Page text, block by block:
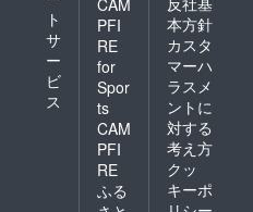
ト
サ
ー
ビ
ス
CAM
PFI
RE
for
Spor
ts
CAM
PFI
RE
ふる
本方針
カスタ
マーハ
ラスメ
ントに
対する
考え方
クッ
キーポ